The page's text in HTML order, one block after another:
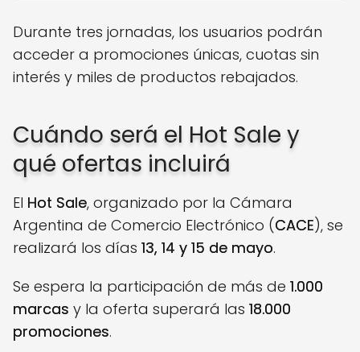
Durante tres jornadas, los usuarios podrán
acceder a promociones únicas, cuotas sin
interés y miles de productos rebajados.
Cuándo será el Hot Sale y
qué ofertas incluirá
El Hot Sale, organizado por la Cámara
Argentina de Comercio Electrónico (CACE), se
realizará los días 13, 14 y 15 de mayo.
Se espera la participación de más de 1.000
marcas y la oferta superará las 18.000
promociones.